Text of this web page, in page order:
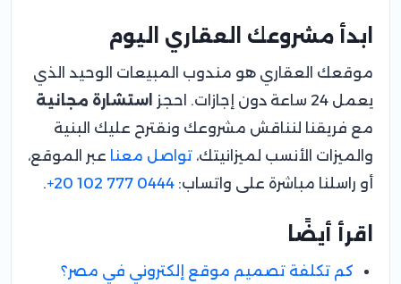
ابدأ مشروعك العقاري اليوم
موقعك العقاري هو مندوب المبيعات الوحيد الذي
يعمل 24 ساعة دون إجازات. احجز
استشارة مجانية
مع فريقنا لنناقش مشروعك ونقترح عليك البنية
والميزات الأنسب لميزانيتك، تواصل معنا عبر الموقع،
أو راسلنا مباشرة على واتساب: +20 102 777 0444
.
اقرأ أيضًا
كم تكلفة تصميم موقع إلكتروني في مصر؟